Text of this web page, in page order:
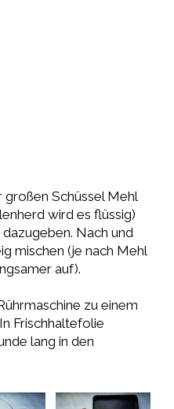
großen Schüssel Mehl
wird es flüssig)
Nach und
mischen (je nach Mehl
auf).
zu einem
Frischhaltefolie
lang in den